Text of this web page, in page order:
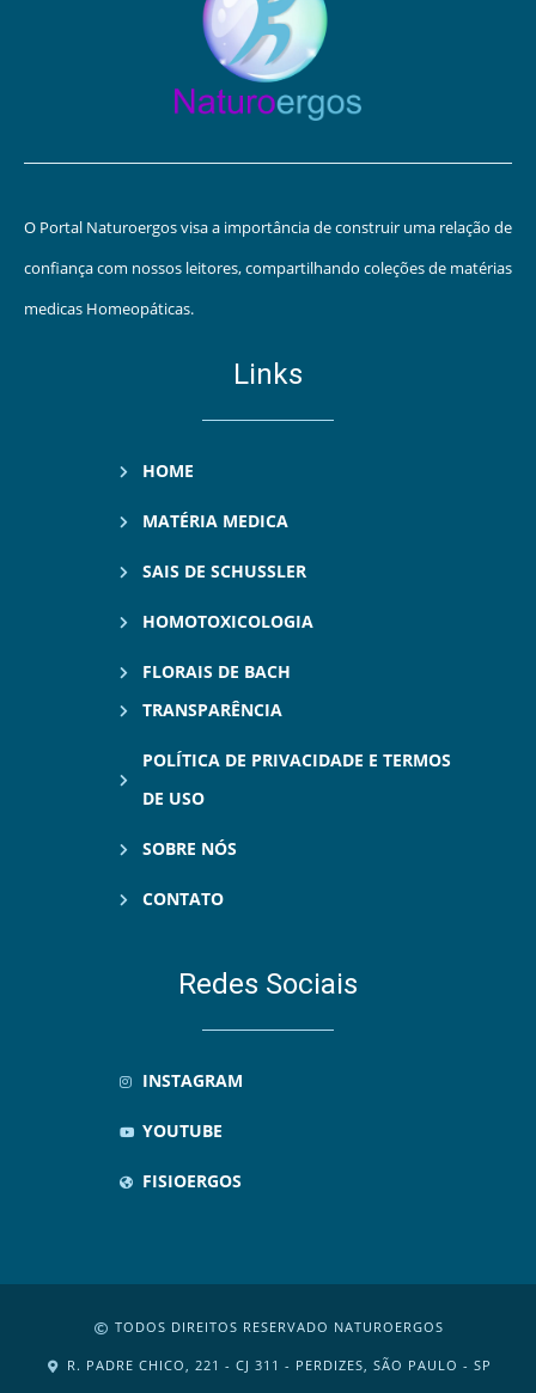
O Portal Naturoergos visa a importância de construir uma relação de
confiança com nossos leitores, compartilhando coleções de matérias
medicas Homeopáticas.
Links
HOME
MATÉRIA MEDICA
SAIS DE SCHUSSLER
HOMOTOXICOLOGIA
FLORAIS DE BACH
TRANSPARÊNCIA
POLÍTICA DE PRIVACIDADE E TERMOS
DE USO
SOBRE NÓS
CONTATO
Redes Sociais
INSTAGRAM
YOUTUBE
FISIOERGOS
TODOS DIREITOS RESERVADO NATUROERGOS
R. PADRE CHICO, 221 - CJ 311 - PERDIZES, SÃO PAULO - SP